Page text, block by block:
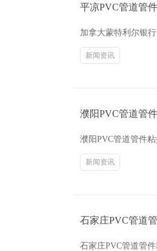
平凉PVC管道管
加拿大蒙特利尔银
新闻资讯
濮阳PVC管道管
濮阳PVC管道管件
新闻资讯
石家庄PVC管道
石家庄PVC管道管